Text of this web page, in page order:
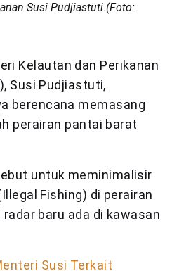
Susi Pudjiastuti.(Foto:
Kelautan dan Perikanan
Susi Pudjiastuti,
berencana memasang
perairan pantai barat
untuk meminimalisir
Fishing) di perairan
baru ada di kawasan
Susi Terkait